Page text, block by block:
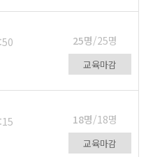
25명/25명
교육마감
18명/18명
교육마감